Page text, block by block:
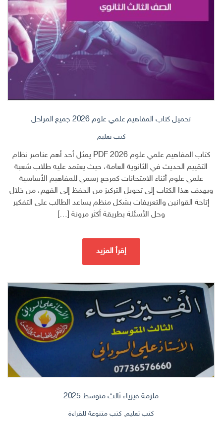
تحميل كتاب المفاهيم علمي علوم 2026 جميع المراحل
كتب تعليم
كتاب المفاهيم علمي علوم 2026 PDF يمثل أحد أهم عناصر نظام
التقييم الحديث في الثانوية العامة، حيث يعتمد عليه طلاب شعبة
علمي علوم أثناء الامتحانات كمرجع رسمي للمفاهيم الأساسية
ويهدف هذا الكتاب إلى تحويل التركيز من الحفظ إلى الفهم، من خلال
إتاحة القوانين والتعريفات بشكل منظم يساعد الطالب على التفكير
وحل الأسئلة بطريقة أكثر مرونة […]
إقرأ المزيد
ملزمة فيزياء ثالث متوسط 2025
كتب تعليم, كتب متنوعة للقراءة